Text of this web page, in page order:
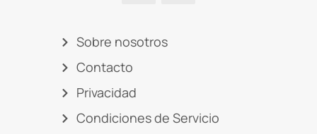
Sobre nosotros
Contacto
Privacidad
Condiciones de Servicio